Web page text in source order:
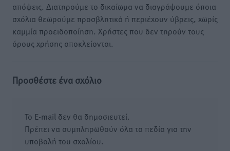
απόψεις. Διατηρούμε το δικαίωμα να διαγράψουμε όποια
σχόλια θεωρούμε προσβλητικά ή περιέχουν ύβρεις, χωρίς
καμμία προειδοποίηση. Χρήστες που δεν τηρούν τους
όρους χρήσης αποκλείονται.
Προσθέστε ένα σχόλιο
Το E-mail δεν θα δημοσιευτεί.
Πρέπει να συμπληρωθούν όλα τα πεδία για την
υποβολή του σχολίου.